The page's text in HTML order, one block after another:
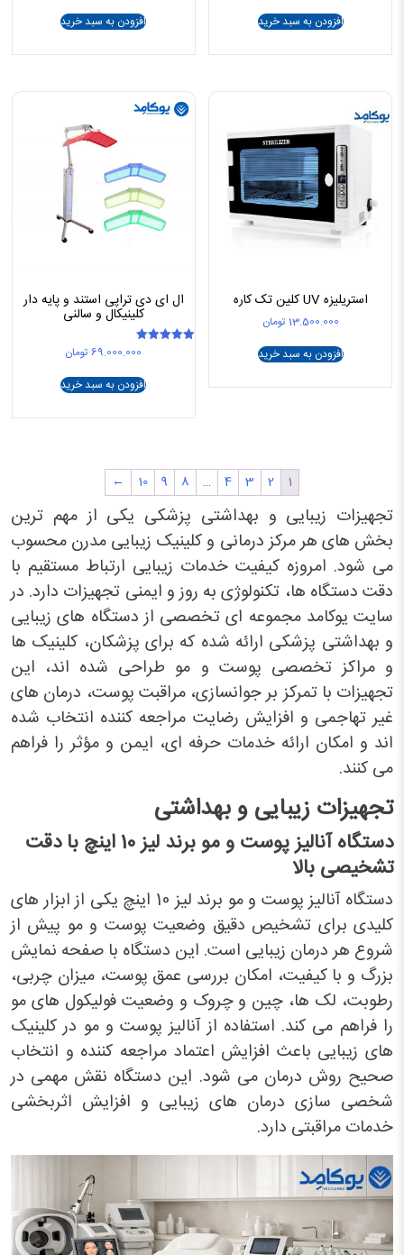
افزودن به سبد خرید
افزودن به سبد خرید
استریلیزه UV کلین تک کاره
13.500.000 تومان
افزودن به سبد خرید
ال ای دی تراپی استند و پایه دار
کلینیکال و سالنی
69.000.000 تومان
افزودن به سبد خرید
1
2
3
4
…
8
9
10
←
تجهیزات زیبایی و بهداشتی پزشکی یکی از مهم ترین
بخش های هر مرکز درمانی و کلینیک زیبایی مدرن محسوب
می شود. امروزه کیفیت خدمات زیبایی ارتباط مستقیم با
دقت دستگاه ها، تکنولوژی به روز و ایمنی تجهیزات دارد. در
سایت یوکامد مجموعه ای تخصصی از دستگاه های زیبایی
و بهداشتی پزشکی ارائه شده که برای پزشکان، کلینیک ها
و مراکز تخصصی پوست و مو طراحی شده اند، این
تجهیزات با تمرکز بر جوانسازی، مراقبت پوست، درمان های
غیر تهاجمی و افزایش رضایت مراجعه کننده انتخاب شده
اند و امکان ارائه خدمات حرفه ای، ایمن و مؤثر را فراهم
می کنند.
تجهیزات زیبایی و بهداشتی
دستگاه آنالیز پوست و مو برند لیز 10 اینچ با دقت
تشخیصی بالا
دستگاه آنالیز پوست و مو برند لیز 10 اینچ یکی از ابزار های
کلیدی برای تشخیص دقیق وضعیت پوست و مو پیش از
شروع هر درمان زیبایی است. این دستگاه با صفحه نمایش
بزرگ و با کیفیت، امکان بررسی عمق پوست، میزان چربی،
رطوبت، لک ها، چین و چروک و وضعیت فولیکول های مو
را فراهم می کند. استفاده از آنالیز پوست و مو در کلینیک
های زیبایی باعث افزایش اعتماد مراجعه کننده و انتخاب
صحیح روش درمان می شود. این دستگاه نقش مهمی در
شخصی سازی درمان های زیبایی و افزایش اثربخشی
خدمات مراقبتی دارد.